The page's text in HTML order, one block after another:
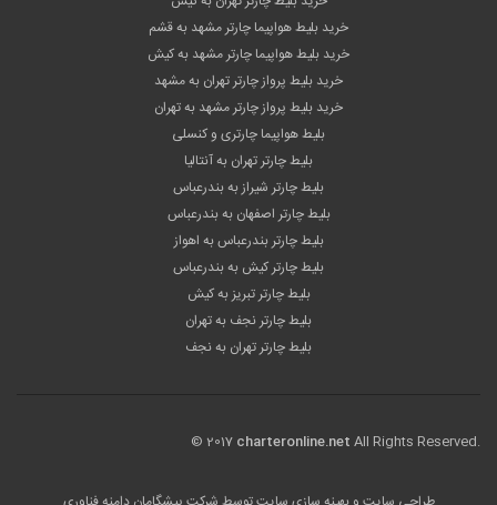
خرید بلیط هواپیما چارتر مشهد به قشم
خرید بلیط هواپیما چارتر مشهد به کیش
خرید بلیط پرواز چارتر تهران به مشهد
خرید بلیط پرواز چارتر مشهد به تهران
بلیط هواپیما چارتری و کنسلی
بلیط چارتر تهران به آنتالیا
بلیط چارتر شیراز به بندرعباس
بلیط چارتر اصفهان به بندرعباس
بلیط چارتر بندرعباس به اهواز
بلیط چارتر کیش به بندرعباس
بلیط چارتر تبریز به کیش
بلیط چارتر نجف به تهران
بلیط چارتر تهران به نجف
© 2017 charteronline.net All Rights Reserved.